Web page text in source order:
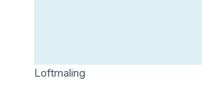
Loftmaling